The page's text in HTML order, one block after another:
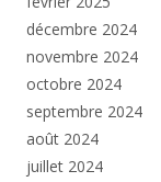
décembre 2024
novembre 2024
octobre 2024
septembre 2024
août 2024
juillet 2024